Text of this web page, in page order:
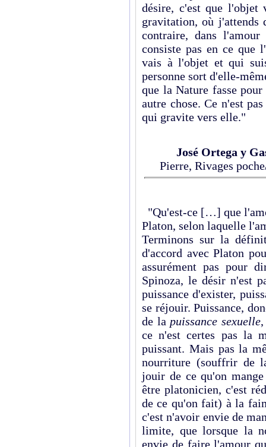
désire, c'est que l'objet
gravitation, où j'attends
contraire, dans
consiste pas en ce
vais à l'objet et qui
personne sort d'elle-
que la Nature fasse
autre chose. Ce n'est
qui gravite vers elle."
José Ortega y
Pierre, Rivages
"Qu'est-ce […] que
Platon, selon laquelle
Terminons sur la
d'accord avec Platon
assurément pas pour
Spinoza, le désir n'est
puissance d'exister,
se réjouir. Puissance,
de la puissance sexuelle
ce n'est certes pas la
puissant. Mais pas la
nourriture (souffrir de
jouir de ce qu'on
être platonicien, c'est
de ce qu'on fait) à la
c'est n'avoir envie de
limite, que lors­que la
envie de faire l'amour